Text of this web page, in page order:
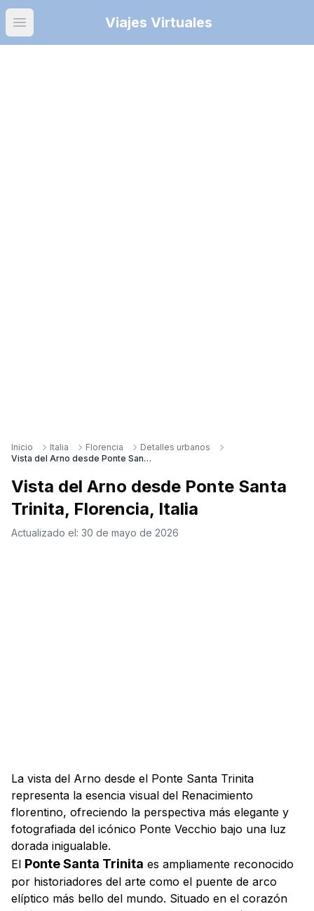
Open main menuViajes Virtuales
Inicio Italia Florencia
Detalles urbanos
Vista del Arno desde Ponte Santa Trinita, Florencia, Italia
Vista del Arno desde Ponte Santa
Trinita, Florencia, Italia
Actualizado el: 30 de mayo de 2026
La vista del Arno desde el Ponte Santa Trinita
representa la esencia visual del Renacimiento
florentino, ofreciendo la perspectiva más elegante y
fotografiada del icónico Ponte Vecchio bajo una luz
dorada inigualable.
El Ponte Santa Trinita es ampliamente reconocido
por historiadores del arte como el puente de arco
elíptico más bello del mundo. Situado en el corazón